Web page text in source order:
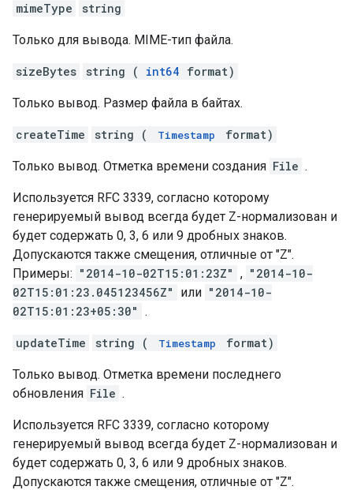
mimeType string
Только для вывода. MIME-тип файла.
sizeBytes string ( int64 format)
Только вывод. Размер файла в байтах.
createTime string ( Timestamp format)
Только вывод. Отметка времени создания File .
Используется RFC 3339, согласно которому
генерируемый вывод всегда будет Z-нормализован и
будет содержать 0, 3, 6 или 9 дробных знаков.
Допускаются также смещения, отличные от "Z".
Примеры: "2014-10-02T15:01:23Z" , "2014-10-
02T15:01:23.045123456Z"
или "2014-10-
02T15:01:23+05:30" .
updateTime string ( Timestamp format)
Только вывод. Отметка времени последнего
обновления File .
Используется RFC 3339, согласно которому
генерируемый вывод всегда будет Z-нормализован и
будет содержать 0, 3, 6 или 9 дробных знаков.
Допускаются также смещения, отличные от "Z".